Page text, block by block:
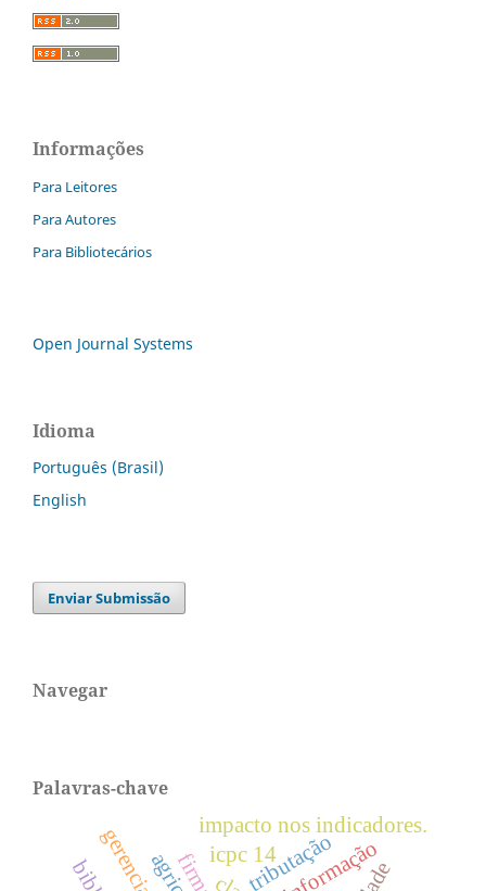
Informações
Para Leitores
Para Autores
Para Bibliotecários
Open Journal Systems
Idioma
Português (Brasil)
English
Enviar Submissão
Navegar
Palavras-chave
tributação
impacto nos indicadores.
icpc 14informação